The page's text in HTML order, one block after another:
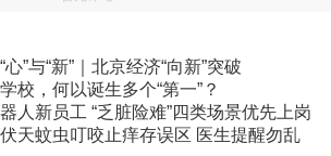
”与“新”｜北京经济“向新”突破
校，何以诞生多个“第一”？
人新员工 “乏脏险难”四类场景优先上岗
天蚊虫叮咬止痒存误区 医生提醒勿乱